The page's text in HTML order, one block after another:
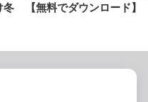
冬
【無料でダウンロード】